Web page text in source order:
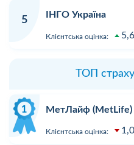
5
ІНГО Україна
Клієнтська оцінка: 5,6
ТОП
МетЛайф (MetLife)
Клієнтська оцінка: 1,0